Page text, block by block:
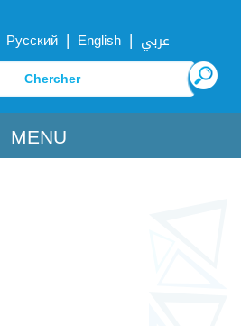
Русский | English | عربي
MENU